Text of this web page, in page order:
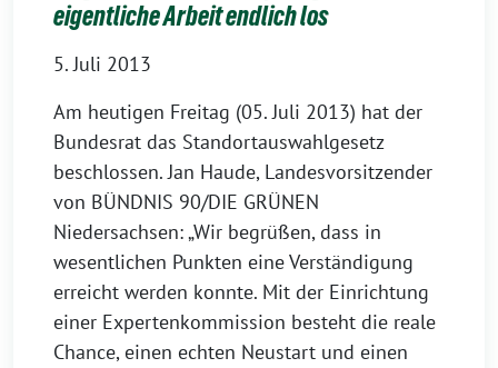
eigentliche Arbeit endlich los
5. Juli 2013
Am heutigen Freitag (05. Juli 2013) hat der
Bundesrat das Standortauswahlgesetz
beschlossen. Jan Haude, Landesvorsitzender
von BÜNDNIS 90/DIE GRÜNEN
Niedersachsen: „Wir begrüßen, dass in
wesentlichen Punkten eine Verständigung
erreicht werden konnte. Mit der Einrichtung
einer Expertenkommission besteht die reale
Chance, einen echten Neustart und einen